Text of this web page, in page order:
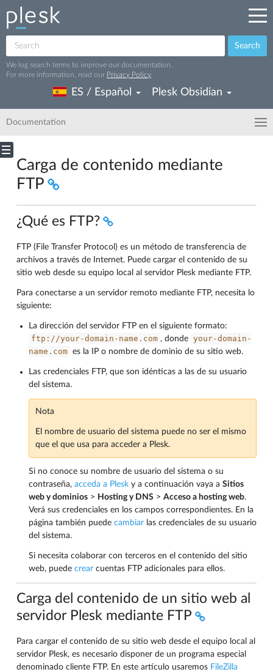
Search
We log search terms to improve our documentation.
For more information, read our Privacy Policy
ES / Español Plesk Obsidian
Documentation
Carga de contenido mediante
FTP
¿Qué es FTP?
FTP (File Transfer Protocol) es un método de transferencia de
archivos a través de Internet. Puede cargar el contenido de su
sitio web desde su equipo local al servidor Plesk mediante FTP.
Para conectarse a un servidor remoto mediante FTP, necesita lo
siguiente:
La dirección del servidor FTP en el siguiente formato:
ftp://your-domain-name.com , donde your-domain-
name.com es la IP o nombre de dominio de su sitio web.
Las credenciales FTP, que son idénticas a las de su usuario
del sistema.
Nota
El nombre de usuario del sistema puede no ser el mismo
que el que usa para acceder a Plesk.
Si no conoce su nombre de usuario del sistema o su
contraseña, acceda a Plesk y a continuación vaya a Sitios
web y dominios > Hosting y DNS > Acceso a hosting web.
Verá sus credenciales en los campos correspondientes. En la
página también puede cambiar las credenciales de su usuario
del sistema.
Si necesita colaborar con terceros en el contenido del sitio
web, puede crear cuentas FTP adicionales para ellos.
Carga del contenido de un sitio web al
servidor Plesk mediante FTP
Para cargar el contenido de su sitio web desde el equipo local al
servidor Plesk, es necesario disponer de un programa especial
denominado cliente FTP. En este artículo usaremos FileZilla